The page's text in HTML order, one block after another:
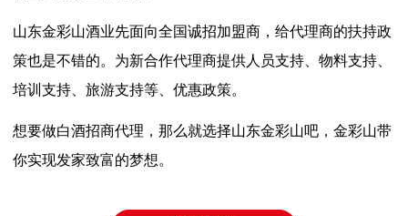
山东金彩山酒业先面向全国诚招加盟商，给代理商的扶持政
策也是不错的。为新合作代理商提供人员支持、物料支持、
培训支持、旅游支持等、优惠政策。
想要做白酒招商代理，那么就选择山东金彩山吧，金彩山带
你实现发家致富的梦想。